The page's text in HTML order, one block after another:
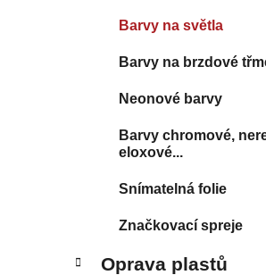
Barvy na světla
Barvy na brzdové
Neonové barvy
Barvy chromové,
eloxové...
Snímatelná folie
Značkovací spreje
Oprava plastů